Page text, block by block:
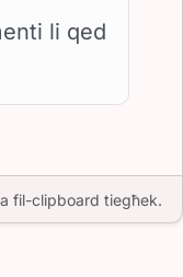
li qed
fil-clipboard tiegħek.